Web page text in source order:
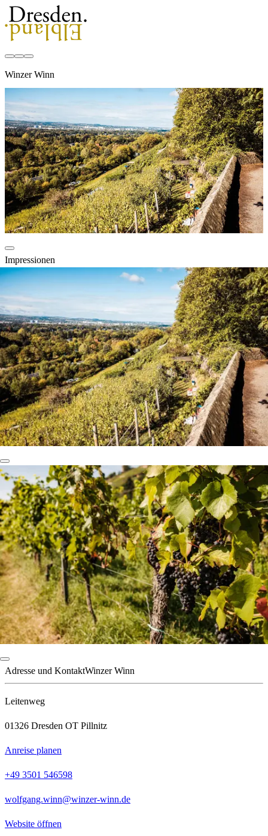
Winzer Winn
Impressionen
Adresse und KontaktWinzer Winn
Leitenweg
01326 Dresden OT Pillnitz
Anreise planen
+49 3501 546598
wolfgang.winn@winzer-winn.de
Website öffnen